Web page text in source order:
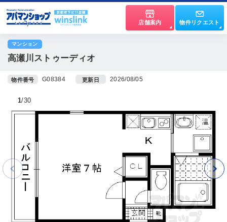
店舗案内 物件リクエスト
マンション
高瀬川ストゥーディオ
物件番号 G08384 更新日 2026/08/05
1 30